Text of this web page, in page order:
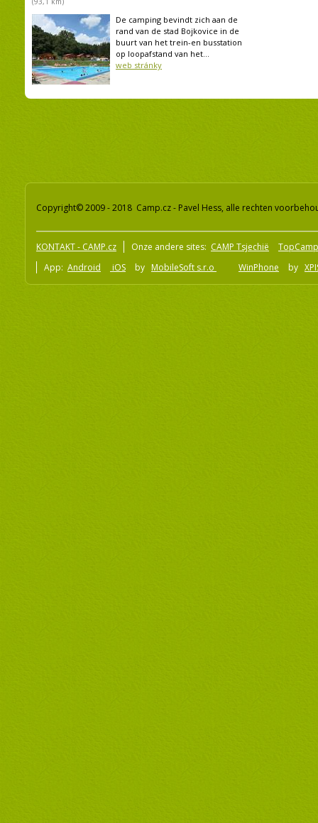
De camping bevindt zich aan de
rand van de stad Bojkovice in de
buurt van het trein-en busstation
op loopafstand van het...
web stránky
Copyright© 2009 - 2018 Camp.cz - Pavel Hess, alle rechten
KONTAKT - CAMP.cz Onze andere sites: CAMP Tsjechië
App: Android iOS by MobileSoft s.r.o WinPhone by